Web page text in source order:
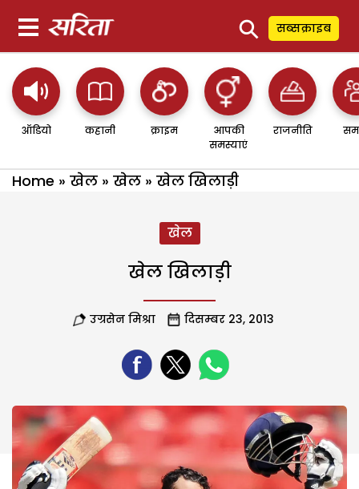
⚲ सब्सक्राइब
ऑडियो कहानी क्राइम
आपकी
समस्याएं
राजनीति
Home » खेल » खेल » खेल खिलाड़ी
खेल
खेल खिलाड़ी
उग्रसेन मिश्रा दिसम्बर 23, 2013